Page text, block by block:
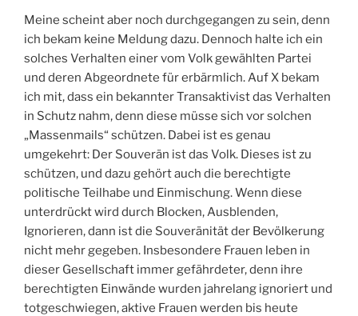
Meine scheint aber noch durchgegangen zu sein, denn
ich bekam keine Meldung dazu. Dennoch halte ich ein
solches Verhalten einer vom Volk gewählten Partei
und deren Abgeordnete für erbärmlich. Auf X bekam
ich mit, dass ein bekannter Transaktivist das Verhalten
in Schutz nahm, denn diese müsse sich vor solchen
„Massenmails“ schützen. Dabei ist es genau
umgekehrt: Der Souverän ist das Volk. Dieses ist zu
schützen, und dazu gehört auch die berechtigte
politische Teilhabe und Einmischung. Wenn diese
unterdrückt wird durch Blocken, Ausblenden,
Ignorieren, dann ist die Souveränität der Bevölkerung
nicht mehr gegeben. Insbesondere Frauen leben in
dieser Gesellschaft immer gefährdeter, denn ihre
berechtigten Einwände wurden jahrelang ignoriert und
totgeschwiegen, aktive Frauen werden bis heute